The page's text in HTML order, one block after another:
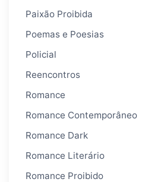
Paixão Proibida
Poemas e Poesias
Policial
Reencontros
Romance
Romance Contemporâneo
Romance Dark
Romance Literário
Romance Proibido